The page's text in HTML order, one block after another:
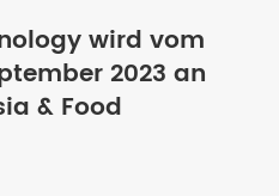
wird vom
2023 an
& Food
in Bangkok,